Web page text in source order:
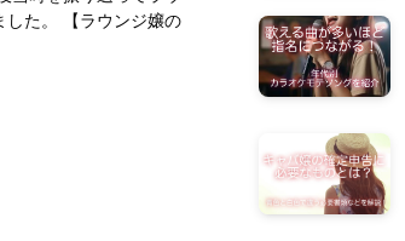
した。 【ラウンジ嬢の